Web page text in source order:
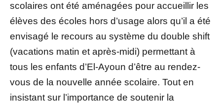
scolaires ont été aménagées pour accueillir les
élèves des écoles hors d’usage alors qu’il a été
envisagé le recours au système du double shift
(vacations matin et après-midi) permettant à
tous les enfants d’El-Ayoun d’être au rendez-
vous de la nouvelle année scolaire. Tout en
insistant sur l’importance de soutenir la